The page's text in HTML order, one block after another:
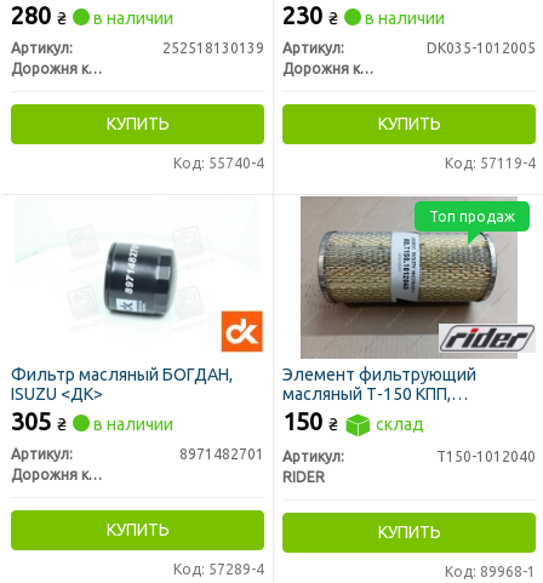
280 ₴ в наличии
Артикул:
252518130139
Дорожня карта
КУПИТЬ
Код: 55740-4
230 ₴ в наличии
Артикул:
DK035-1012005
Дорожня карта
КУПИТЬ
Код: 57119-4
Фильтр масляный БОГДАН,
ISUZU <ДК>
305 ₴ в наличии
Артикул:
8971482701
Дорожня карта
КУПИТЬ
Код: 57289-4
Элемент фильтрующий
масляный Т-150 КПП,
гидросистемы МТЗ,
метал.ДОН 1500,Т-40 (RIDER)
150 ₴ склад
Артикул:
Т150-1012040
RIDER
КУПИТЬ
Код: 89968-1
Топ продаж